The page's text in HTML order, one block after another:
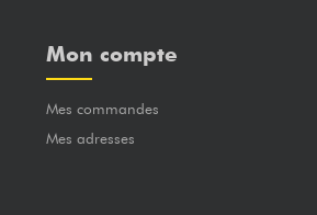
Mon compte
Mes commandes
Mes adresses